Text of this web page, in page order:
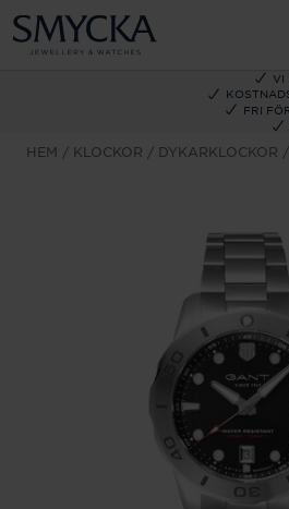
VI
FRI
HEM KLOCKOR DYKARKLOCKOR